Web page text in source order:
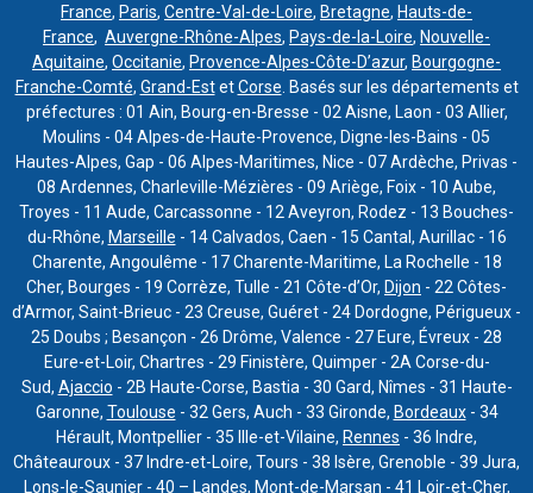
France, Paris, Centre-Val-de-Loire, Bretagne, Hauts-de-
France, Auvergne-Rhône-Alpes, Pays-de-la-Loire, Nouvelle-
Aquitaine, Occitanie, Provence-Alpes-Côte-D’azur, Bourgogne-
Franche-Comté, Grand-EstetCorse . Basés sur les départements et
préfectures : 01 Ain, Bourg-en-Bresse - 02 Aisne, Laon - 03 Allier,
Moulins - 04 Alpes-de-Haute-Provence, Digne-les-Bains - 05
Hautes-Alpes, Gap - 06 Alpes-Maritimes, Nice - 07 Ardèche, Privas -
08 Ardennes, Charleville-Mézières - 09 Ariège, Foix - 10 Aube,
Troyes - 11 Aude, Carcassonne - 12 Aveyron, Rodez - 13 Bouches-
du-Rhône, Marseille - 14 Calvados, Caen - 15 Cantal, Aurillac - 16
Charente, Angoulême - 17 Charente-Maritime, La Rochelle - 18
Cher, Bourges - 19 Corrèze, Tulle - 21 Côte-d’Or, Dijon - 22 Côtes-
d’Armor, Saint-Brieuc - 23 Creuse, Guéret - 24 Dordogne, Périgueux -
25 Doubs ; Besançon - 26 Drôme, Valence - 27 Eure, Évreux - 28
Eure-et-Loir, Chartres - 29 Finistère, Quimper - 2A Corse-du-
Sud, Ajaccio - 2B Haute-Corse, Bastia - 30 Gard, Nîmes - 31 Haute-
Garonne, Toulouse - 32 Gers, Auch - 33 Gironde, Bordeaux- 34
Hérault, Montpellier - 35 Ille-et-Vilaine, Rennes - 36 Indre,
Châteauroux - 37 Indre-et-Loire, Tours - 38 Isère, Grenoble - 39 Jura,
Lons-le-Saunier - 40 – Landes, Mont-de-Marsan - 41 Loir-et-Cher,